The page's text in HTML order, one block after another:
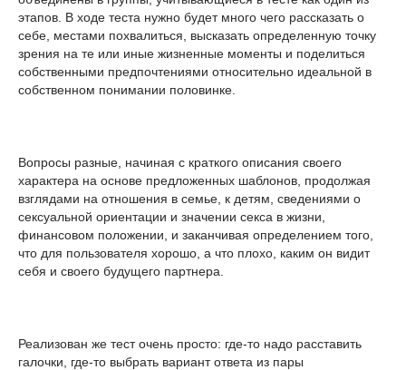
этапов. В ходе теста нужно будет много чего рассказать о
себе, местами похвалиться, высказать определенную точку
зрения на те или иные жизненные моменты и поделиться
собственными предпочтениями относительно идеальной в
собственном понимании половинке.
Вопросы разные, начиная с краткого описания своего
характера на основе предложенных шаблонов, продолжая
взглядами на отношения в семье, к детям, сведениями о
сексуальной ориентации и значении секса в жизни,
финансовом положении, и заканчивая определением того,
что для пользователя хорошо, а что плохо, каким он видит
себя и своего будущего партнера.
Реализован же тест очень просто: где-то надо расставить
галочки, где-то выбрать вариант ответа из пары